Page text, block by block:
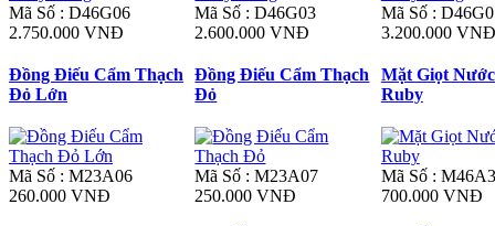
Mã Số : D46G06
2.750.000 VNĐ
Mã Số : D46G03
2.600.000 VNĐ
Mã Số :
3.200.000 VNĐ
Đồng Điếu Cẩm Thạch
Đỏ Lớn
Mã Số : M23A06
260.000 VNĐ
Đồng Điếu Cẩm Thạch
Đỏ
Mã Số : M23A07
250.000 VNĐ
Mặt Giọt
Ruby
Mã Số :
700.000 VNĐ